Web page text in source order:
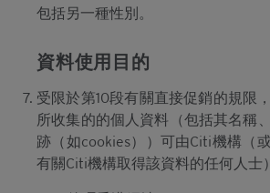
包括另一種性別。
資料使用目的
受限於第10段有關直接促銷的規限
所收集的的個人資料（包括其名稱
跡（如cookies））可由Citi機構（
有關Citi機構取得該資料的任何人士